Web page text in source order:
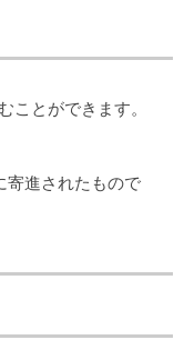
ことができます。
寄進されたもので